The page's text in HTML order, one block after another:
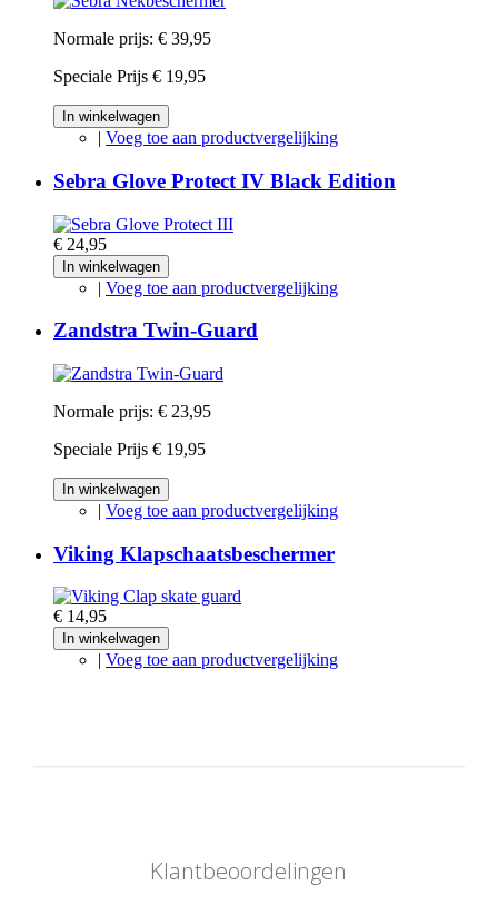
Normale prijs: € 39,95
Speciale Prijs € 19,95
In winkelwagen
| Voeg toe aan productvergelijking
Sebra Glove Protect IV Black Edition
€ 24,95
In winkelwagen
| Voeg toe aan productvergelijking
Zandstra Twin-Guard
Normale prijs: € 23,95
Speciale Prijs € 19,95
In winkelwagen
| Voeg toe aan productvergelijking
Viking Klapschaatsbeschermer
€ 14,95
In winkelwagen
| Voeg toe aan productvergelijking
Klantbeoordelingen